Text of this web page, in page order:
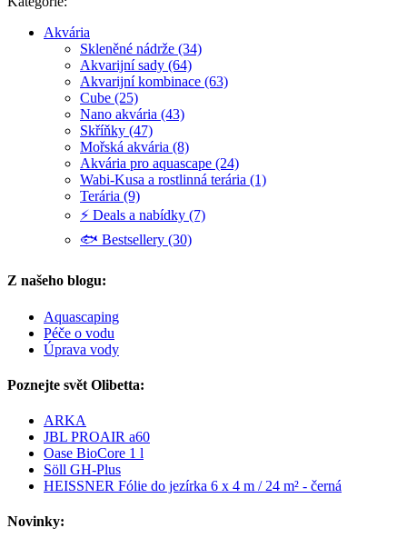
Akvária
Skleněné nádrže (34)
Akvarijní sady (64)
Akvarijní kombinace (63)
Cube (25)
Nano akvária (43)
Skříňky (47)
Mořská akvária (8)
Akvária pro aquascape (24)
Wabi-Kusa a rostlinná terária (1)
Terária (9)
⚡ Deals a nabídky (7)
🐟 Bestsellery (30)
Z našeho blogu:
Aquascaping
Péče o vodu
Úprava vody
Poznejte svět Olibetta:
ARKA
JBL PROAIR a60
Oase BioCore 1 l
Söll GH-Plus
HEISSNER Fólie do jezírka 6 x 4 m / 24 m² - černá
Novinky: